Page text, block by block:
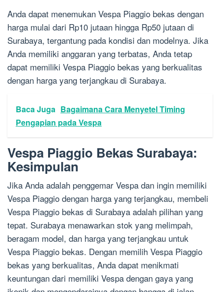
Anda dapat menemukan Vespa Piaggio bekas dengan
harga mulai dari Rp10 jutaan hingga Rp50 jutaan di
Surabaya, tergantung pada kondisi dan modelnya. Jika
Anda memiliki anggaran yang terbatas, Anda tetap
dapat memiliki Vespa Piaggio bekas yang berkualitas
dengan harga yang terjangkau di Surabaya.
Baca Juga Bagaimana Cara Menyetel Timing
Pengapian pada Vespa
Vespa Piaggio Bekas Surabaya:
Kesimpulan
Jika Anda adalah penggemar Vespa dan ingin memiliki
Vespa Piaggio dengan harga yang terjangkau, membeli
Vespa Piaggio bekas di Surabaya adalah pilihan yang
tepat. Surabaya menawarkan stok yang melimpah,
beragam model, dan harga yang terjangkau untuk
Vespa Piaggio bekas. Dengan memilih Vespa Piaggio
bekas yang berkualitas, Anda dapat menikmati
keuntungan dari memiliki Vespa dengan gaya yang